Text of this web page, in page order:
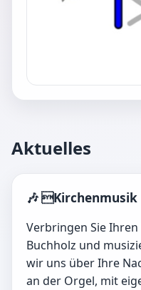
Aktuelles
🎶 Kirchenmusik
Verbringen Sie
Buchholz und
wir uns über Ihre
an der Orgel, mit